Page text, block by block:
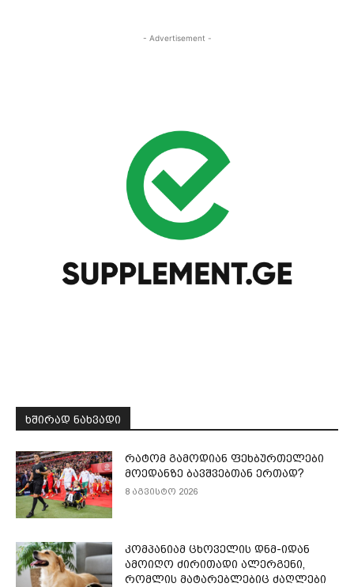
- Advertisement -
ᲮᲨᲘᲠᲐᲓ ᲜᲐᲮᲕᲐᲓᲘ
რატომ გამოდიან ფეხბურთელები
მოედანზე ბავშვებთან ერთად?
8 აგვისტო 2026
კომპანიამ ცხოველის დნმ-იდან
ამოიღო ძირითადი ალერგენი,
რომლის მატარებლებიც ძაღლები